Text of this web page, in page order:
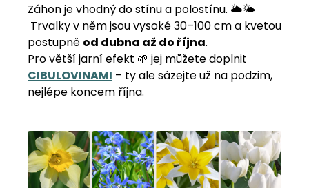
Záhon je vhodný do stínu a polostínu. 🌥️🌤️
Trvalky v něm jsou vysoké 30–100 cm a kvetou
postupně od dubna až do října.
Pro větší jarní efekt 🌱 jej můžete doplnit
CIBULOVINAMI – ty ale sázejte už na podzim,
nejlépe koncem října.